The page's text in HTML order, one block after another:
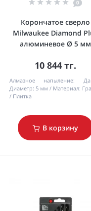
0
Корончатое сверло
Milwaukee Diamond
алюминевое Ø 5 мм
10 844 тг.
Алмазное напыление:
Да
Диаметр: 5 мм Материал:
/ Плитка
В корзину